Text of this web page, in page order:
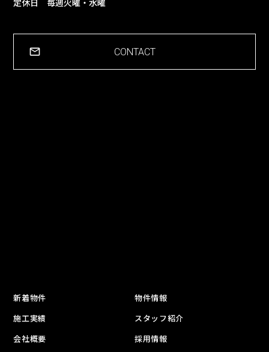
定休日 毎週火曜・水曜
CONTACT
新着物件
物件情報
施工実績
スタッフ紹介
会社概要
採用情報